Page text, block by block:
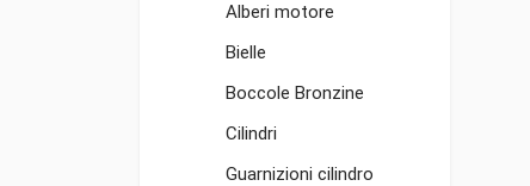
Alberi motore
Bielle
Boccole Bronzine
Cilindri
Guarnizioni cilindro